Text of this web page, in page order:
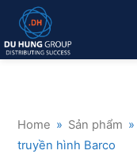
Home » Sản phẩm »
truyền hình Barco